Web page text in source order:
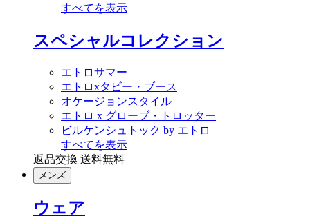
すべてを表示
スペシャルコレクション
エトロサマー
エトロxタビー・ブース
オケージョンスタイル
エトロ x グローブ・トロッター
ビルケンシュトック by エトロ
すべてを表示
返品交換 送料無料
メンズ
ウェア